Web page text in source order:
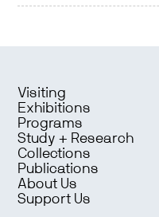
Visiting
Exhibitions
Programs
Study + Research
Collections
Publications
About Us
Support Us